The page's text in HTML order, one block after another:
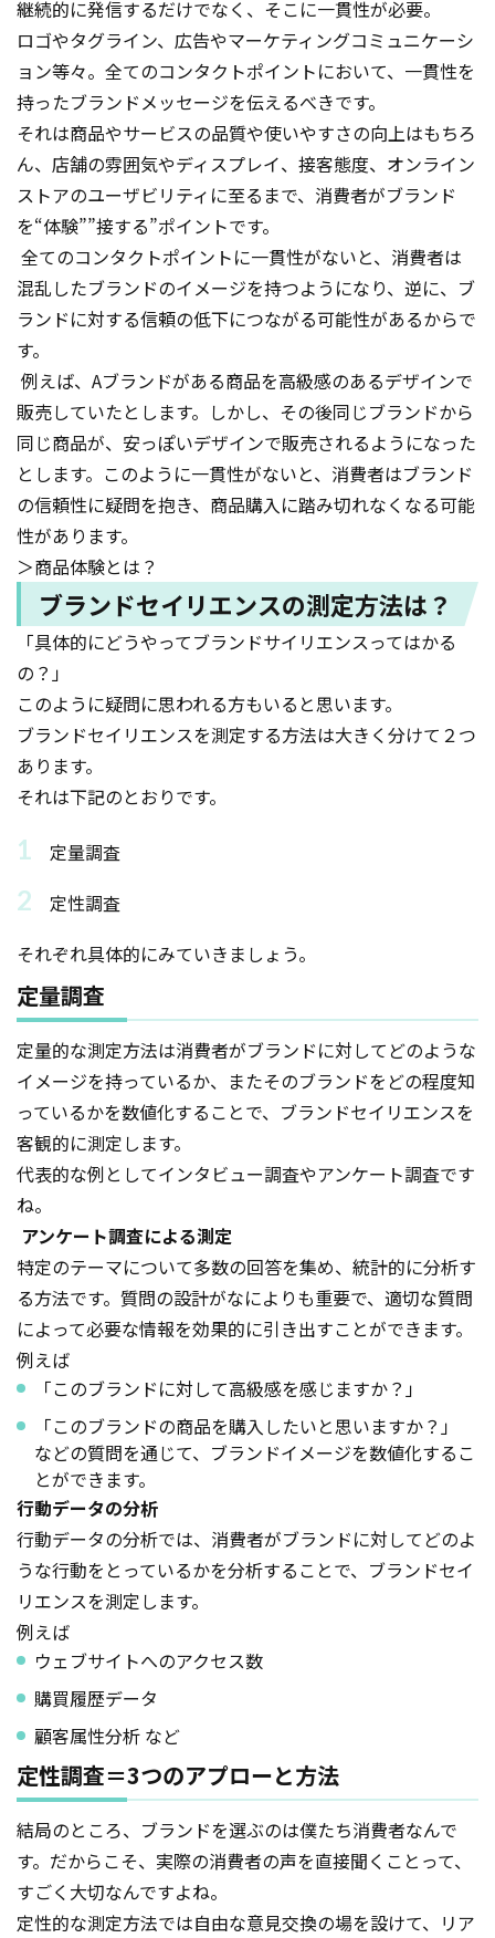
継続的に発信するだけでなく、そこに一貫性が必要。
ロゴやタグライン、広告やマーケティングコミュニケーシ
ョン等々。全てのコンタクトポイントにおいて、一貫性を
持ったブランドメッセージを伝えるべきです。
それは商品やサービスの品質や使いやすさの向上はもちろ
ん、店舗の雰囲気やディスプレイ、接客態度、オンライン
ストアのユーザビリティに至るまで、消費者がブランド
を“体験””接する”ポイントです。
全てのコンタクトポイントに一貫性がないと、消費者は
混乱したブランドのイメージを持つようになり、逆に、ブ
ランドに対する信頼の低下につながる可能性があるからで
す。
例えば、Aブランドがある商品を高級感のあるデザインで
販売していたとします。しかし、その後同じブランドから
同じ商品が、安っぽいデザインで販売されるようになった
とします。このように一貫性がないと、消費者はブランド
の信頼性に疑問を抱き、商品購入に踏み切れなくなる可能
性があります。
＞商品体験とは？
ブランドセイリエンスの測定方法は？
「具体的にどうやってブランドサイリエンスってはかる
の？」
このように疑問に思われる方もいると思います。
ブランドセイリエンスを測定する方法は大きく分けて２つ
あります。
それは下記のとおりです。
定量調査
定性調査
それぞれ具体的にみていきましょう。
定量調査
定量的な測定方法は消費者がブランドに対してどのような
イメージを持っているか、またそのブランドをどの程度知
っているかを数値化することで、ブランドセイリエンスを
客観的に測定します。
代表的な例としてインタビュー調査やアンケート調査です
ね。
アンケート調査による測定
特定のテーマについて多数の回答を集め、統計的に分析す
る方法です。質問の設計がなによりも重要で、適切な質問
によって必要な情報を効果的に引き出すことができます。
例えば
「このブランドに対して高級感を感じますか？」
「このブランドの商品を購入したいと思いますか？」
などの質問を通じて、ブランドイメージを数値化するこ
とができます。
行動データの分析
行動データの分析では、消費者がブランドに対してどのよ
うな行動をとっているかを分析することで、ブランドセイ
リエンスを測定します。
例えば
ウェブサイトへのアクセス数
購買履歴データ
顧客属性分析 など
定性調査＝3つのアプローと方法
結局のところ、ブランドを選ぶのは僕たち消費者なんで
す。だからこそ、実際の消費者の声を直接聞くことって、
すごく大切なんですよね。
定性的な測定方法では自由な意見交換の場を設けて、リア